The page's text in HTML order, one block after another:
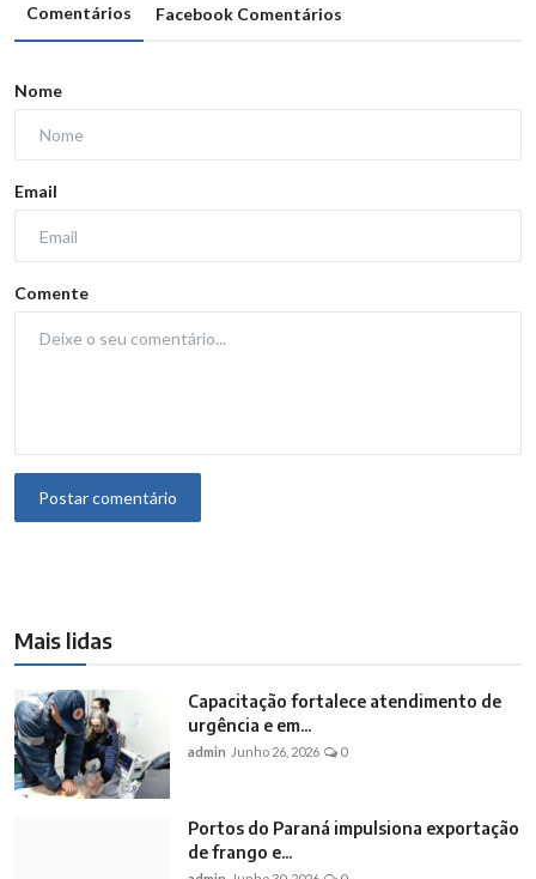
Comentários Facebook Comentários
Nome
Email
Comente
Postar comentário
Mais lidas
Capacitação fortalece atendimento de
urgência e em...
admin Junho 26, 2026 0
Portos do Paraná impulsiona exportação
de frango e...